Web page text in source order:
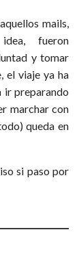
mails,
fueron
y tomar
el viaje ya ha
ir preparando
marchar con
queda en
si paso por